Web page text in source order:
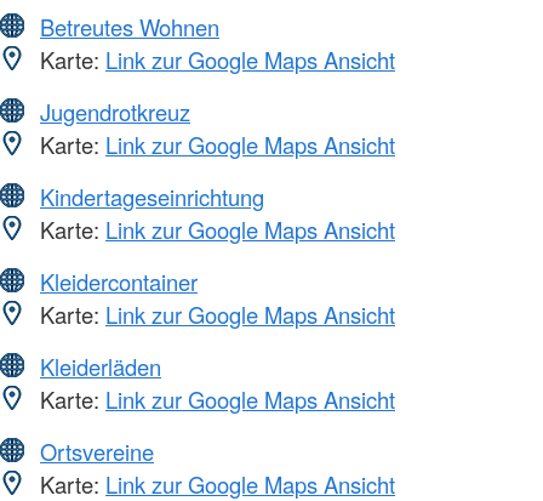
Betreutes Wohnen
Karte: Link zur Google Maps Ansicht
Jugendrotkreuz
Karte: Link zur Google Maps Ansicht
Kindertageseinrichtung
Karte: Link zur Google Maps Ansicht
Kleidercontainer
Karte: Link zur Google Maps Ansicht
Kleiderläden
Karte: Link zur Google Maps Ansicht
Ortsvereine
Karte: Link zur Google Maps Ansicht